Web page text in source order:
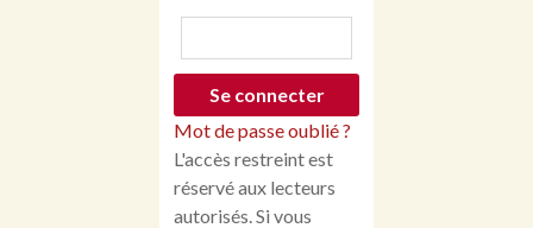
Mot de passe oublié ?
L'accès restreint est
réservé aux lecteurs
autorisés. Si vous